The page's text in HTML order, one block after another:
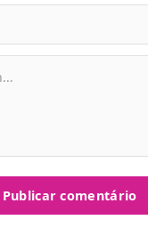
Publicar comentário